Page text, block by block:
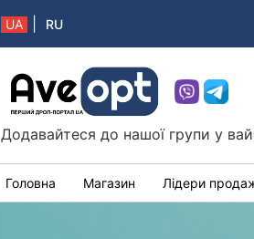
UA RU
Aveopt – оптова дропшипінг
Додавайтеся до нашої групи у
Головна Магазин Лідери